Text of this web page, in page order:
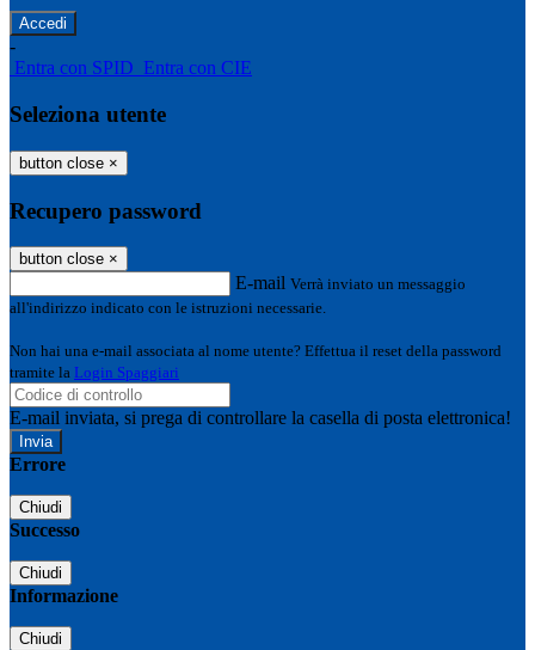
-
Entra con SPID Entra con CIE
Seleziona utente
button close ×
Recupero password
button close ×
E-mail Verrà inviato un messaggio
all'indirizzo indicato con le istruzioni necessarie.
Non hai una e-mail associata al nome utente? Effettua il reset della password
tramite la Login Spaggiari
E-mail inviata, si prega di controllare la casella di posta elettronica!
Errore
Chiudi
Successo
Chiudi
Informazione
Chiudi